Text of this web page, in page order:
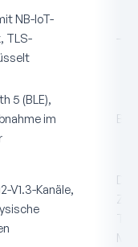
NB-IoT-
TLS-
–
5 (BLE),
im
V1.3-Kanäle,